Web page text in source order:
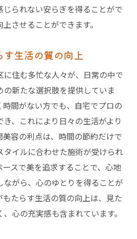
じられない安らぎを得ることがで
させることができます。
生活の質の向上
に住む多忙な人々が、日常の中で
新たな選択肢を提供していま
間がない方でも、自宅でプロの
、これにより日々の生活がより
容の利点は、時間の節約だけで
タイルに合わせた施術が受けられ
スで美を追求することで、心地
ながら、心のゆとりを得ることが
たらす生活の質の向上は、見た
心の充実感も含まれています。